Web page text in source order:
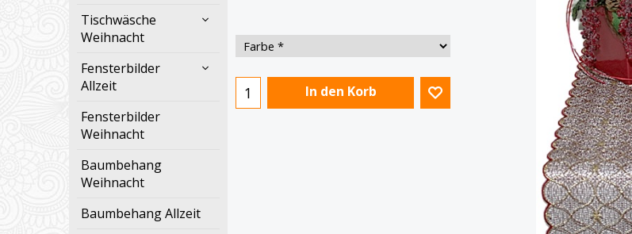
Tischwäsche
Weihnacht
Fensterbilder
Allzeit
Fensterbilder
Weihnacht
Baumbehang
Weihnacht
Baumbehang Allzeit
In den Korb